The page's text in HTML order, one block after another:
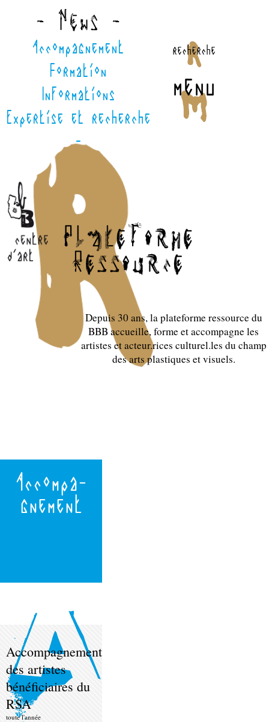
recherche
menu
- News -
Accompagnement
Formation
Informations
Expertise et recherche
-
Depuis 30 ans, la plateforme ressource du
BBB accueille, forme et accompagne les
artistes et acteur.rices culturel.les du champ
des arts plastiques et visuels.
Accompa-
gnement
Accompagnement
des artistes
bénéficiaires du
RSA
toute l'année